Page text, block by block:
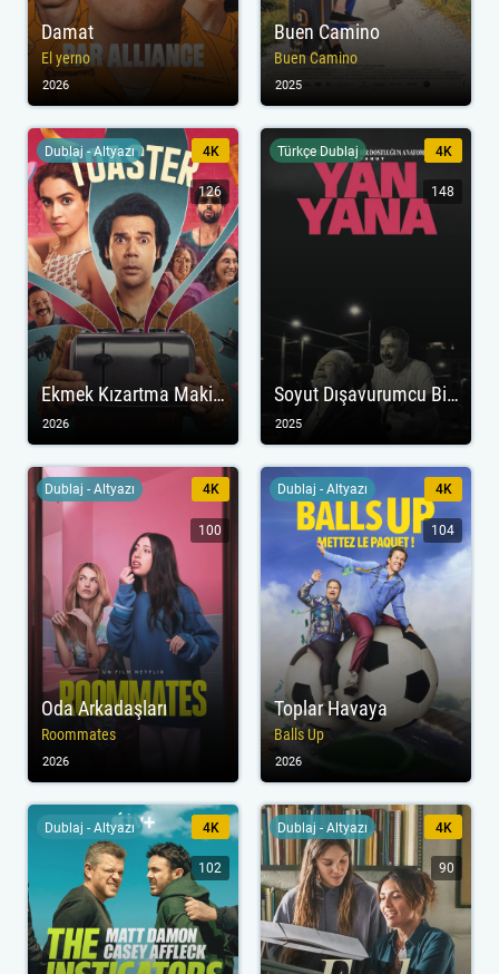
Damat
El yerno
2026
Buen Camino
Buen Camino
2025
Ekmek Kızartma Makinesi
Dublaj - Altyazı 4K
126
2026
Soyut Dışavurumcu Bir Dostluğun Anatomisi Veyahut Yan Yana
Türkçe Dublaj 4K
148
2025
Oda Arkadaşları
Roommates
Dublaj - Altyazı 4K
100
2026
Toplar Havaya
Balls Up
Dublaj - Altyazı 4K
104
2026
Dublaj - Altyazı 4K
102
Dublaj - Altyazı 4K
90